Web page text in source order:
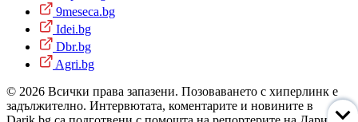
9meseca.bg
Idei.bg
Dbr.bg
Agri.bg
© 2026 Всички права запазени. Позоваването с хиперлинк е
задължително. Интервютата, коментарите и новините в